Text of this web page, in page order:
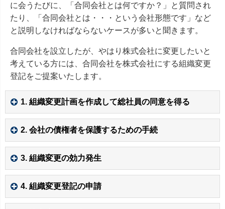
に会うたびに、「合同会社とは何ですか？」と質問され
たり、「合同会社とは・・・という会社形態です」など
と説明しなければならないケースが多いと聞きます。
合同会社を設立したが、やはり株式会社に変更したいと
考えている方には、合同会社を株式会社にする組織変更
登記をご提案いたします。
1. 組織変更計画を作成して総社員の同意を得る
2. 会社の債権者を保護するための手続
3. 組織変更の効力発生
4. 組織変更登記の申請